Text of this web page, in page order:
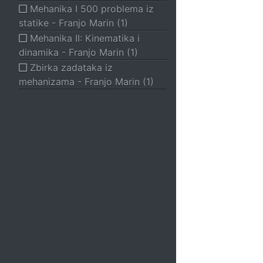
SF, FANTASY, HOROR
SF
Fantasy
Horor
ALTERNATIVA, JOGA, ZDRAVLJE
Misterije, ezoterija
Mehanika I 500 problema iz
statike - Franjo Marin (1)
Mehanika II: Kinematika i
dinamika - Franjo Marin (1)
Zbirka zadataka iz
mehanizama - Franjo Marin (1)